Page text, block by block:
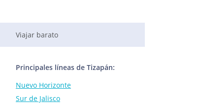
Viajar barato
Principales líneas de Tizapán:
Nuevo Horizonte
Sur de Jalisco